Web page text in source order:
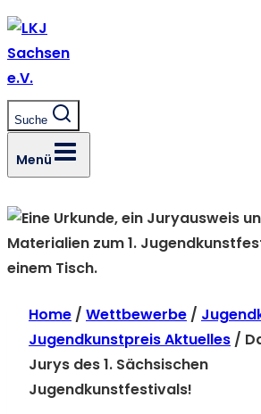
Zum
Inhalt
springen
Suche
Menü
Home / Wettbewerbe /
Jugendkunstpreis Aktuelles /
Jurys des 1. Sächsischen
Jugendkunstfestivals!